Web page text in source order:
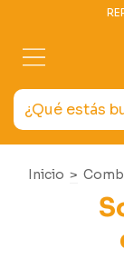
Inicio >